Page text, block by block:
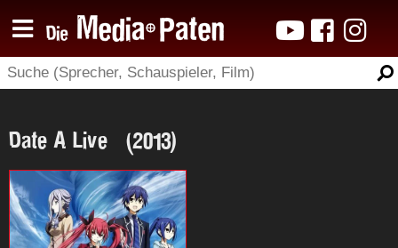
Date A Live (2013)